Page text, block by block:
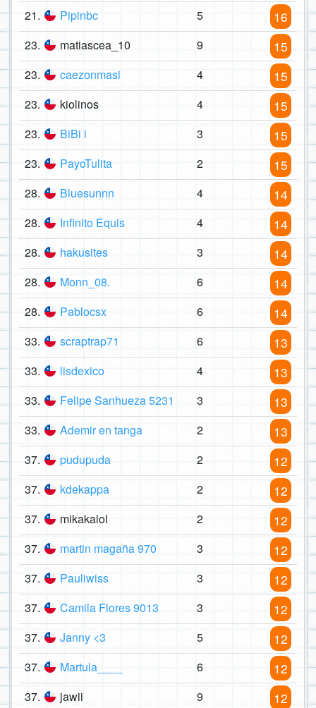
21. Pipinbc 5 16
23. matiascea_10 9 15
23. caezonmasi 4 15
23. kiolinos 4 15
23. BiBi i 3 15
23. PayoTulita 2 15
28. Bluesunnn 4 14
28. Infinito Equis 4 14
28. hakusites 3 14
28. Monn_08. 6 14
28. Pablocsx 6 14
33. scraptrap71 6 13
33. lisdexico 4 13
33. Felipe Sanhueza 5231 3 13
33. Ademir en tanga 2 13
37. pudupuda 2 12
37. kdekappa 2 12
37. mikakalol 2 12
37. martin magaña 970 3 12
37. Pauliwiss 3 12
37. Camila Flores 9013 3 12
37. Janny <3 5 12
37. Martula____ 6 12
37. jawii 9 12